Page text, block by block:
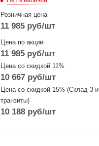
Розничная цена
11 985 руб/шт
Цена по акции
11 985 руб/шт
Цена со скидкой 11%
10 667 руб/шт
Цена со скидкой 15% (Склад 3 и
транзиты)
10 188 руб/шт